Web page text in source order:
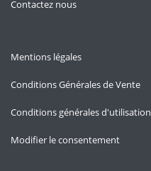
Contactez nous
Mentions légales
Conditions Générales de Vente
Conditions générales d'utilisation
Modifier le consentement